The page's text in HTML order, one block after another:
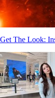
Get The Look: